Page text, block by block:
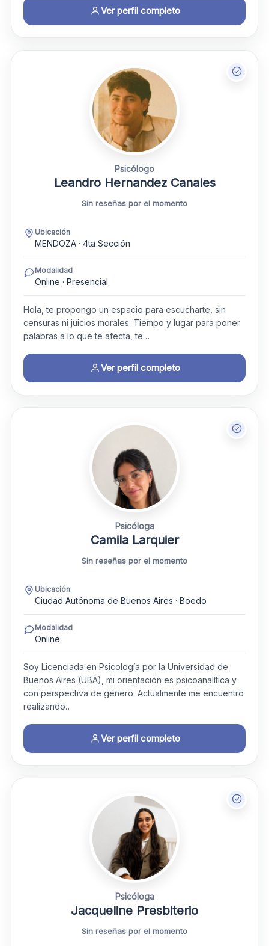
Ver perfil completo
Psicólogo
Leandro Hernandez Canales
Sin reseñas por el momento
Ubicación
MENDOZA · 4ta Sección
Modalidad
Online · Presencial
Hola, te propongo un espacio para escucharte, sin
censuras ni juicios morales. Tiempo y lugar para poner
palabras a lo que te afecta, te…
Ver perfil completo
Psicóloga
Camila Larquier
Sin reseñas por el momento
Ubicación
Ciudad Autónoma de Buenos Aires · Boedo
Modalidad
Online
Soy Licenciada en Psicología por la Universidad de
Buenos Aires (UBA), mi orientación es psicoanalítica y
con perspectiva de género. Actualmente me encuentro
realizando…
Ver perfil completo
Psicóloga
Jacqueline Presbiterio
Sin reseñas por el momento